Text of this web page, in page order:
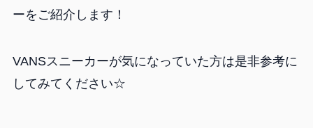
ーをご紹介します！
VANSスニーカーが気になっていた方は是非参考に
してみてください☆